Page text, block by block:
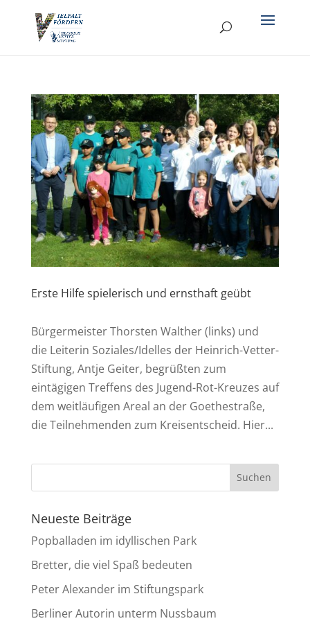
Erste Hilfe spielerisch und ernsthaft geübt
Bürgermeister Thorsten Walther (links) und
die Leiterin Soziales/Idelles der Heinrich-Vetter-
Stiftung, Antje Geiter, begrüßten zum
eintägigen Treffens des Jugend-Rot-Kreuzes auf
dem weitläufigen Areal an der Goethestraße,
die Teilnehmenden zum Kreisentscheid. Hier...
Neueste Beiträge
Popballaden im idyllischen Park
Bretter, die viel Spaß bedeuten
Peter Alexander im Stiftungspark
Berliner Autorin unterm Nussbaum